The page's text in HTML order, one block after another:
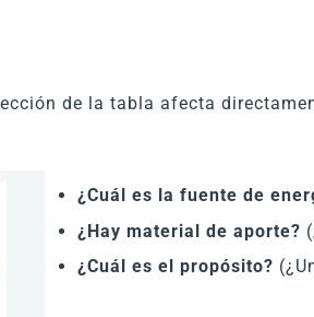
de la tabla afecta
¿Cuál es la fuente de
¿Hay material de aporte?
¿Cuál es el propósito?